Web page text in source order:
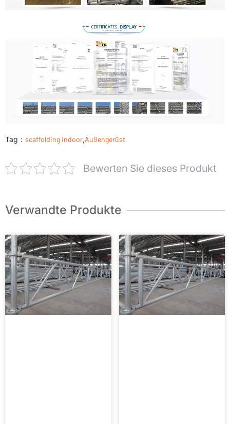
Tag： scaffolding indoor,Außengerüst
Bewerten Sie dieses Produkt
Verwandte Produkte